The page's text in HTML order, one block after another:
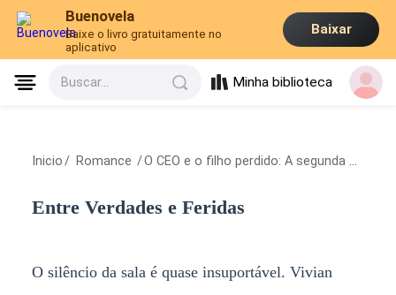
Buenovela
Baixe o livro gratuitamente no
aplicativo
Baixar
Buscar... Minha biblioteca
Inicio / Romance /O CEO e o filho perdido: A segunda chance do destino
Entre Verdades e Feridas
O silêncio da sala é quase insuportável. Vivian